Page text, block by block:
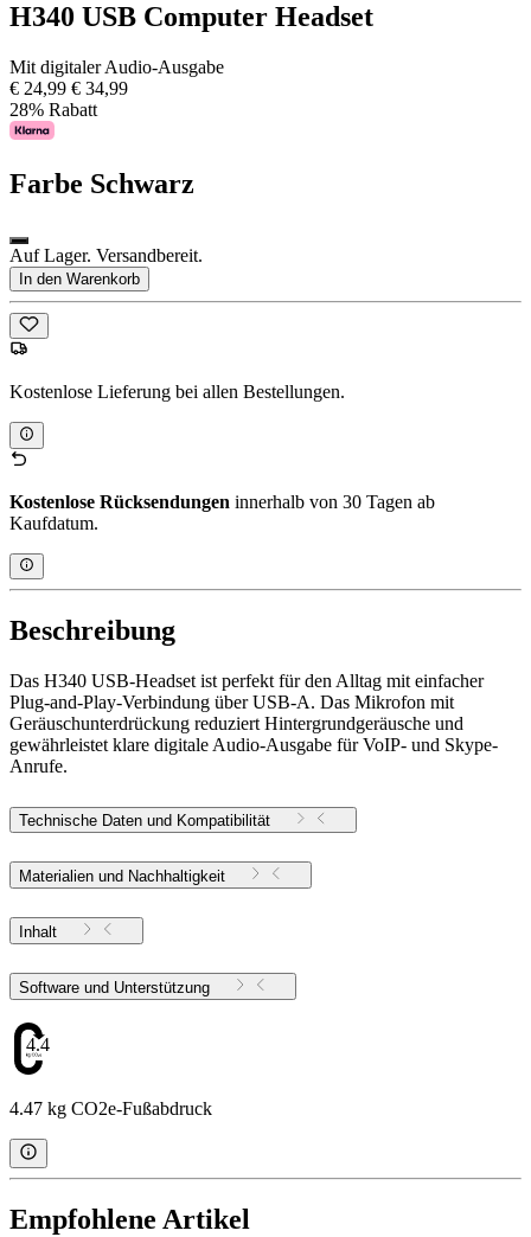
H340 USB Computer Headset
Mit digitaler Audio-Ausgabe
€ 24,99 € 34,99
28% Rabatt
Farbe Schwarz
Auf Lager. Versandbereit.
In den Warenkorb
Kostenlose Lieferung bei allen Bestellungen.
Kostenlose Rücksendungen innerhalb von 30 Tagen ab
Kaufdatum.
Beschreibung
Das H340 USB-Headset ist perfekt für den Alltag mit einfacher
Plug-and-Play-Verbindung über USB-A. Das Mikrofon mit
Geräuschunterdrückung reduziert Hintergrundgeräusche und
gewährleistet klare digitale Audio-Ausgabe für VoIP- und Skype-
Anrufe.
Technische Daten und Kompatibilität
Materialien und Nachhaltigkeit
Inhalt
Software und Unterstützung
4.47
4.47 kg CO2e-Fußabdruck
Empfohlene Artikel